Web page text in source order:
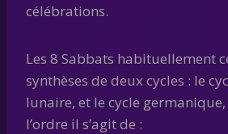
célébrations.
Les 8 Sabbats habituellement
synthèses de deux cycles : le
lunaire, et le cycle
l’ordre il s’agit de :